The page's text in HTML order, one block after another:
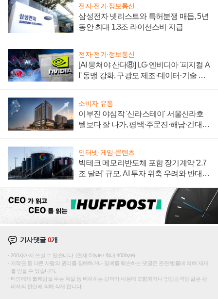
전자·전기·정보통신
삼성전자 넷리스트와 특허분쟁 매듭, 5년
동안 최대 1.3조 라이선스비 지급
전자·전기·정보통신
[AI 뭉쳐야 산다⑧] LG·엔비디아 '피지컬 A
I' 동맹 강화, 구광모 제조·데이터·기술 결
소비자·유통
이부진 야심작 '신라스테이' 서울신라호
텔보다 잘 나가, 평택·주문진·해남·건대로
인터넷·게임·콘텐츠
빅테크 메모리반도체 포함 장기계약 '2.7
조 달러' 규모, AI 투자 위축 우려와 반대
기사댓글0개
200자까지 쓰실 수 있습니다. (현재 0 byte / 최대 400byte)
저작권 등 다른 사람의 권리를 침해하거나 명예를 훼손하는 댓글은 관련 법률에 의해 제재
를 받을 수 있습니다.
타인에게 불쾌감을 주는 욕설 등 비하하는 단어가 내용에 포함되거나 인신공격성 글은 관
리자의 판단에 의해 삭제 합니다.